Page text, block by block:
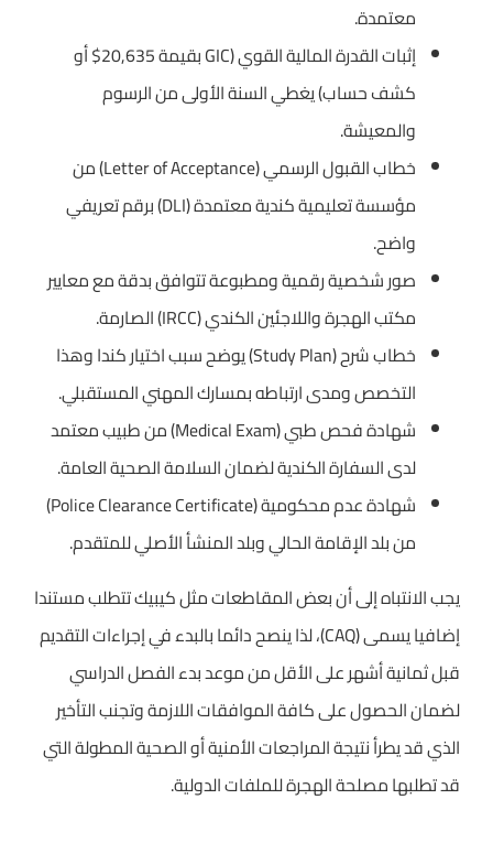
معتمدة.
إثبات القدرة المالية القوي (GIC بقيمة 20,635$ أو
كشف حساب) يغطي السنة الأولى من الرسوم
والمعيشة.
خطاب القبول الرسمي (Letter of Acceptance) من
مؤسسة تعليمية كندية معتمدة (DLI) برقم تعريفي
واضح.
صور شخصية رقمية ومطبوعة تتوافق بدقة مع معايير
مكتب الهجرة واللاجئين الكندي (IRCC) الصارمة.
خطاب شرح (Study Plan) يوضح سبب اختيار كندا وهذا
التخصص ومدى ارتباطه بمسارك المهني المستقبلي.
شهادة فحص طبي (Medical Exam) من طبيب معتمد
لدى السفارة الكندية لضمان السلامة الصحية العامة.
شهادة عدم محكومية (Police Clearance Certificate)
من بلد الإقامة الحالي وبلد المنشأ الأصلي للمتقدم.
يجب الانتباه إلى أن بعض المقاطعات مثل كيبيك تتطلب مستندا
إضافيا يسمى (CAQ)، لذا ينصح دائما بالبدء في إجراءات التقديم
قبل ثمانية أشهر على الأقل من موعد بدء الفصل الدراسي
لضمان الحصول على كافة الموافقات اللازمة وتجنب التأخير
الذي قد يطرأ نتيجة المراجعات الأمنية أو الصحية المطولة التي
قد تطلبها مصلحة الهجرة للملفات الدولية.